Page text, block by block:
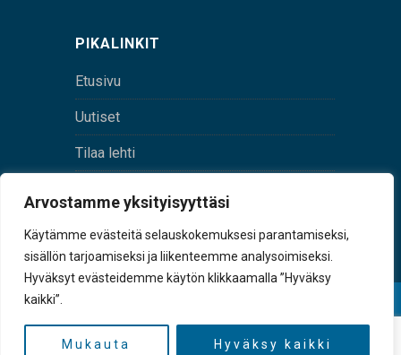
Arvostamme yksityisyyttäsi
Käytämme evästeitä selauskokemuksesi parantamiseksi,
sisällön tarjoamiseksi ja liikenteemme analysoimiseksi.
Hyväksyt evästeidemme käytön klikkaamalla ”Hyväksy
kaikki”.
Mukauta Hyväksy kaikki
PIKALINKIT
Etusivu
Uutiset
Tilaa lehti
tunnus 0167229-8